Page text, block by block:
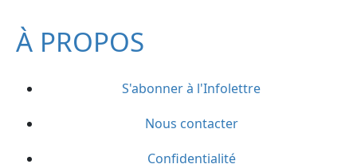
À PROPOS
S'abonner à l'Infolettre
Nous contacter
Confidentialité